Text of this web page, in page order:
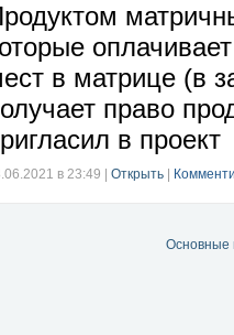
в матрице (в
право
в проект
в 23:49 Открыть
Основные